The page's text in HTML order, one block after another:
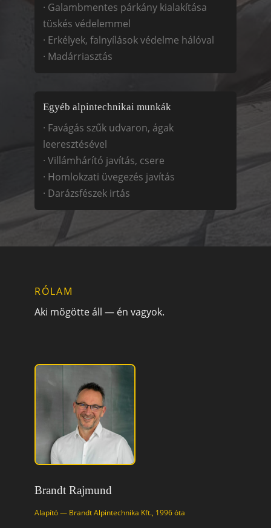
· Galambmentes párkány kialakítása
tüskés védelemmel
· Erkélyek, falnyílások védelme hálóval
· Madárriasztás
Egyéb alpintechnikai munkák
· Favágás szűk udvaron, ágak
leeresztésével
· Villámhárító javítás, csere
· Homlokzati üvegezés javítás
· Darázsfészek irtás
RÓLAM
Aki mögötte áll — én vagyok.
Brandt Rajmund
Alapító — Brandt Alpintechnika Kft., 1996 óta